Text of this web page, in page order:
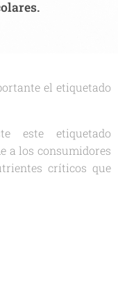
el etiquetado
este etiquetado
a los consumidores
críticos que